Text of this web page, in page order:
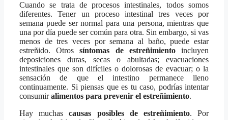
Cuando se trata de procesos intestinales, todos somos
diferentes. Tener un proceso intestinal tres veces por
semana puede ser normal para una persona, mientras que
una por día puede ser común para otra. Sin embargo, si vas
menos de tres veces por semana al baño, puede estar
estreñido. Otrossíntomas de estreñimientoincluyen
deposiciones duras, secas o abultadas; evacuaciones
intestinales que son difíciles o dolorosas de evacuar; o la
sensación de que el intestino permanece lleno
continuamente. Si piensas que es tu caso, podrías intentar
consumiralimentos para prevenir el estreñimiento.
Hay muchascausas posibles de estreñimiento. Por